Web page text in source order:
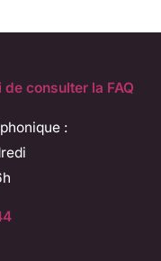
consulter la FAQ
: